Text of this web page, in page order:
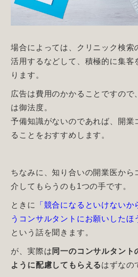
場合によっては、クリニック検索
活用するなどして、積極的に集客
ります。
広告は費用のかかることですので
は御法度。
予備知識がないのであれば、開業
ることをおすすめします。
ちなみに、知り合いの開業医から
介してもらうのも1つの手です。
ときに
「競合になるといけない
うコンサルタントにお願いしたほ
という話を聞きます。
が、実際は 同一のコンサルタント
ように配慮してもらえるはずなの